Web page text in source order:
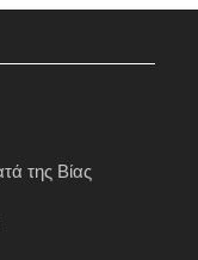
της Βίας